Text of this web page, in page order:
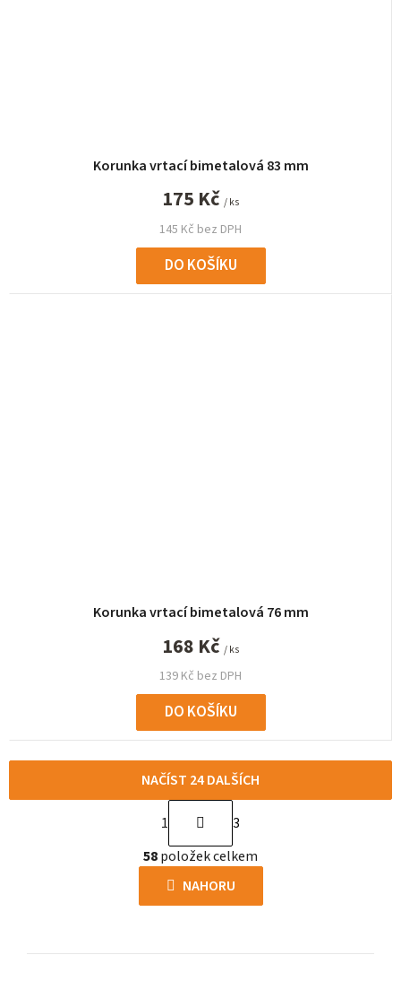
Korunka vrtací bimetalová 83 mm
145 Kč bez DPH
175 Kč / ks
DO KOŠÍKU
Korunka vrtací bimetalová 76 mm
139 Kč bez DPH
168 Kč / ks
DO KOŠÍKU
O
v
l
á
a
NAČÍST 24 DALŠÍCH
t
r
á
n
v
1
3
58položek celkem
NAHORU